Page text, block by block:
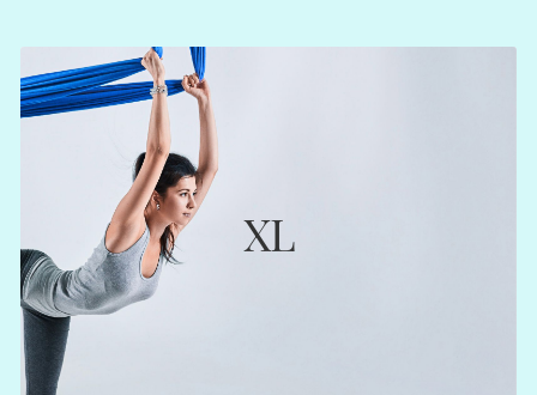
XL
EXTRA LARGE
€ 2340
180 crediti (€ 13,00)
146 crediti (€ 16,02)